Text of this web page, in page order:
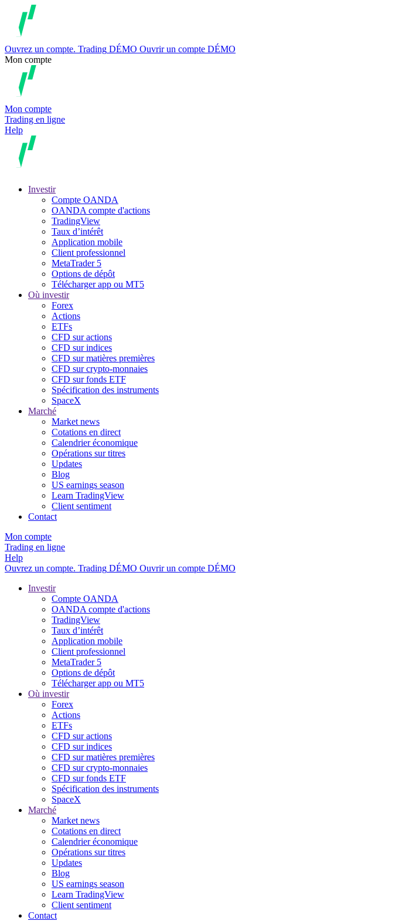
Ouvrez un compte. Trading DÉMO Ouvrir un compte DÉMO
Mon compte
Mon compte
Trading en ligne
Help
Investir
Compte OANDA
OANDA compte d'actions
TradingView
Taux d’intérêt
Application mobile
Client professionnel
MetaTrader 5
Options de dépôt
Télécharger app ou MT5
Où investir
Forex
Actions
ETFs
CFD sur actions
CFD sur indices
CFD sur matières premières
CFD sur crypto-monnaies
CFD sur fonds ETF
Spécification des instruments
SpaceX
Marché
Market news
Cotations en direct
Calendrier économique
Opérations sur titres
Updates
Blog
US earnings season
Learn TradingView
Client sentiment
Contact
Mon compte
Trading en ligne
Help
Ouvrez un compte. Trading DÉMO Ouvrir un compte DÉMO
Investir
Compte OANDA
OANDA compte d'actions
TradingView
Taux d’intérêt
Application mobile
Client professionnel
MetaTrader 5
Options de dépôt
Télécharger app ou MT5
Où investir
Forex
Actions
ETFs
CFD sur actions
CFD sur indices
CFD sur matières premières
CFD sur crypto-monnaies
CFD sur fonds ETF
Spécification des instruments
SpaceX
Marché
Market news
Cotations en direct
Calendrier économique
Opérations sur titres
Updates
Blog
US earnings season
Learn TradingView
Client sentiment
Contact